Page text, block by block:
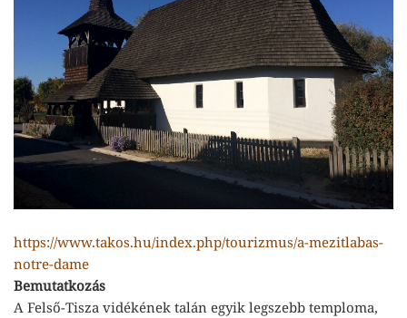
https://www.takos.hu/index.php/tourizmus/a-mezitlabas-
notre-dame
Bemutatkozás
A Felső-Tisza vidékének talán egyik legszebb temploma,